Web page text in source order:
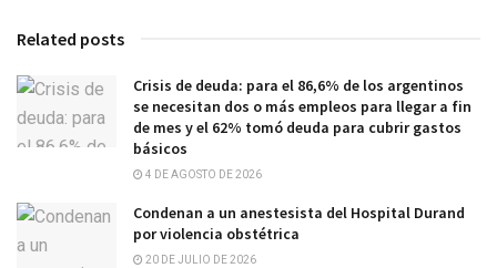
Related posts
Crisis de deuda: para el 86,6% de los argentinos
se necesitan dos o más empleos para llegar a fin
de mes y el 62% tomó deuda para cubrir gastos
básicos
4 DE AGOSTO DE 2026
Condenan a un anestesista del Hospital Durand
por violencia obstétrica
20 DE JULIO DE 2026